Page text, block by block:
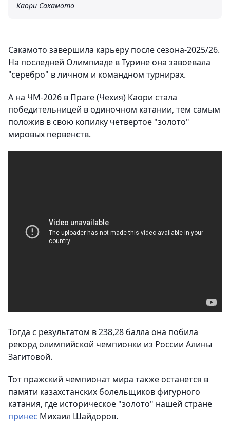
Каори Сакамото
Сакамото завершила карьеру после сезона-2025/26.
На последней Олимпиаде в Турине она завоевала
"серебро" в личном и командном турнирах.
А на ЧМ-2026 в Праге (Чехия) Каори стала
победительницей в одиночном катании, тем самым
положив в свою копилку четвертое "золото"
мировых первенств.
Тогда с результатом в 238,28 балла она побила
рекорд олимпийской чемпионки из России Алины
Загитовой.
Тот пражский чемпионат мира также останется в
памяти казахстанских болельщиков фигурного
катания, где историческое "золото" нашей стране
принес Михаил Шайдоров.